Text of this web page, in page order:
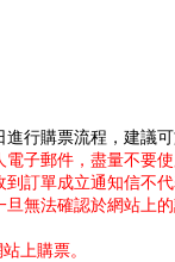
進行購票流程，建議
子郵件，盡量不要
訂單成立通知信
無法確認於網站上
上購票。